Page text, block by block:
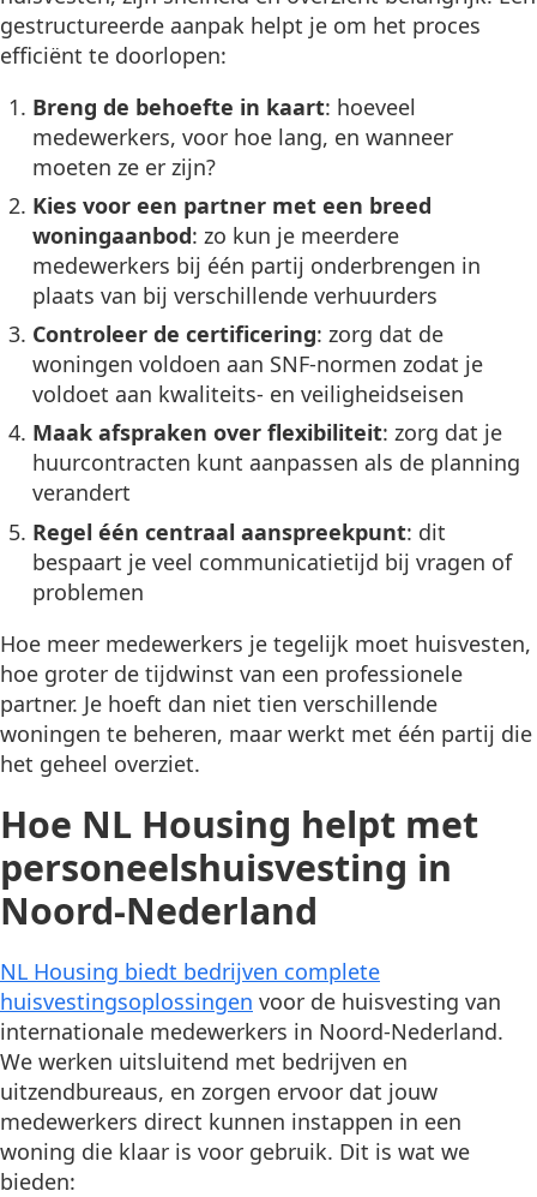
gestructureerde aanpak helpt je om het proces
efficiënt te doorlopen:
Breng de behoefte in kaart: hoeveel
medewerkers, voor hoe lang, en wanneer
moeten ze er zijn?
Kies voor een partner met een breed
woningaanbod: zo kun je meerdere
medewerkers bij één partij onderbrengen in
plaats van bij verschillende verhuurders
Controleer de certificering: zorg dat de
woningen voldoen aan SNF-normen zodat je
voldoet aan kwaliteits- en veiligheidseisen
Maak afspraken over flexibiliteit: zorg dat je
huurcontracten kunt aanpassen als de planning
verandert
Regel één centraal aanspreekpunt: dit
bespaart je veel communicatietijd bij vragen of
problemen
Hoe meer medewerkers je tegelijk moet huisvesten,
hoe groter de tijdwinst van een professionele
partner. Je hoeft dan niet tien verschillende
woningen te beheren, maar werkt met één partij die
het geheel overziet.
Hoe NL Housing helpt met
personeelshuisvesting in
Noord-Nederland
NL Housing biedt bedrijven complete
huisvestingsoplossingen voor de huisvesting van
internationale medewerkers in Noord-Nederland.
We werken uitsluitend met bedrijven en
uitzendbureaus, en zorgen ervoor dat jouw
medewerkers direct kunnen instappen in een
woning die klaar is voor gebruik. Dit is wat we
bieden: